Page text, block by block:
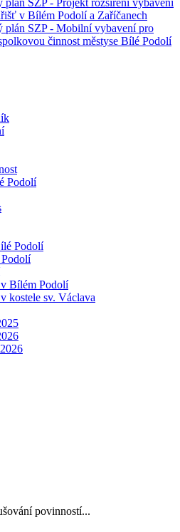
plán SZP - Projekt rozšíření vybavení
v Bílém Podolí a Zaříčanech
plán SZP - Mobilní vybavení pro
činnost městyse Bílé Podolí
Podolí
Podolí
Bílém Podolí
kostele sv. Václava
povinností...